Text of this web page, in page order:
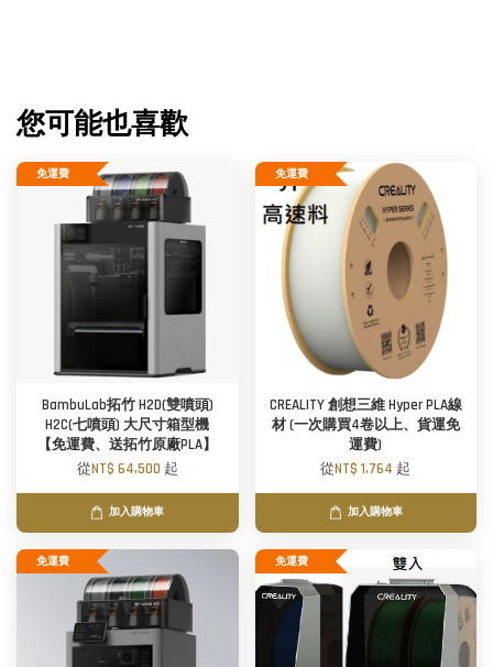
您可能也喜歡
免運費
BambuLab拓竹 H2D(雙噴頭)
H2C(七噴頭) 大尺寸箱型機
【免運費、送拓竹原廠PLA】
從NT$ 64,500 起
加入購物車
免運費
CREALITY 創想三維 Hyper PLA線
材 (一次購買4卷以上、貨運免
運費)
從NT$ 1,764起
加入購物車
免運費 免運費